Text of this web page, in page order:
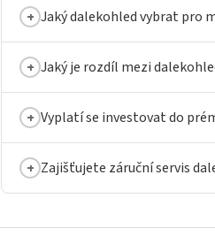
Jaký dalekohled vybrat pro
Jaký je rozdíl mezi
Vyplatí se investovat do
Zajišťujete záruční servis